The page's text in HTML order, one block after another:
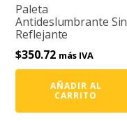
Paleta
Antideslumbrante Sin
Reflejante
$350.72 más IVA
AÑADIR AL
CARRITO